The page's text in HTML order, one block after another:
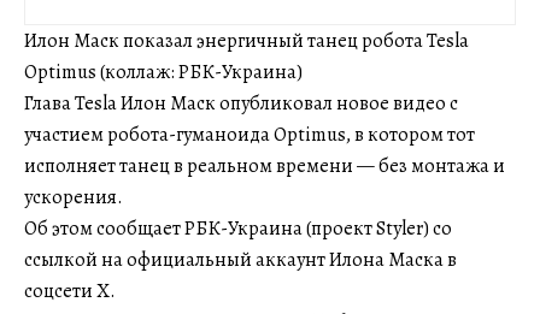
Илон Маск показал энергичный танец робота Tesla
Optimus (коллаж: РБК-Украина)
Глава Tesla Илон Маск опубликовал новое видео с
участием робота-гуманоида Optimus, в котором тот
исполняет танец в реальном времени — без монтажа и
ускорения.
Об этом сообщает РБК-Украина (проект Styler) со
ссылкой на официальный аккаунт Илона Маска в
соцсети Х.